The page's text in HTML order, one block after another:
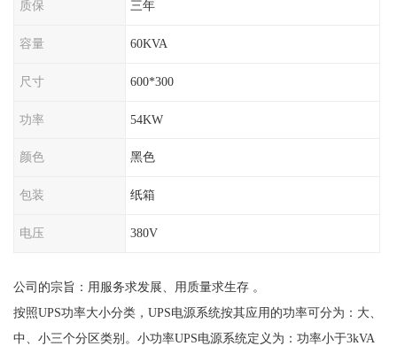
质保 三年
容量 60KVA
尺寸 600*300
功率 54KW
颜色 黑色
包装 纸箱
电压 380V
公司的宗旨：用服务求发展、用质量求生存 。
按照UPS功率大小分类，UPS电源系统按其应用的功率可分为：大、
中、小三个分区类别。小功率UPS电源系统定义为：功率小于3kVA